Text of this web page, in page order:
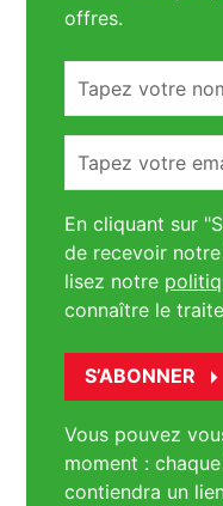
offres.
votre
nom
votre
En cliquant sur
de recevoir
lisez notre
connaître le
Vous pouvez
moment :
contiendra un